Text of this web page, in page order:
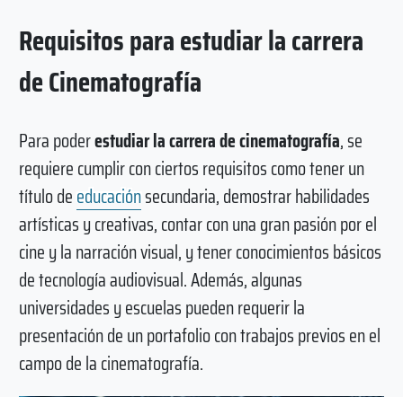
Requisitos para estudiar la carrera
de Cinematografía
Para poderestudiar la carrera de cinematografía, se
requiere cumplir con ciertos requisitos como tener un
título deeducaciónsecundaria, demostrar habilidades
artísticas y creativas, contar con una gran pasión por el
cine y la narración visual, y tener conocimientos básicos
de tecnología audiovisual. Además, algunas
universidades y escuelas pueden requerir la
presentación de un portafolio con trabajos previos en el
campo de la cinematografía.